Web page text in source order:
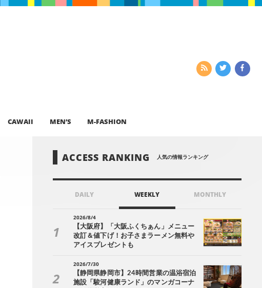
CAWAII MEN’S M-FASHION
ACCESS RANKING 人気の情報ランキング
DAILY WEEKLY MONTHLY
2026/8/4
【大阪府】「大阪ふくちぁん」メニュー
改訂＆値下げ！お子さまラーメン無料や
アイスプレゼントも
2026/7/30
【静岡県静岡市】24時間営業の温浴宿泊
施設「駿河健康ランド」のマンガコーナ